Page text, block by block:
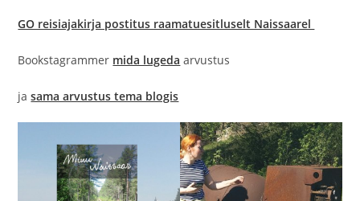
GO reisiajakirja postitus raamatuesitluselt Naissaarel
Bookstagrammer mida lugeda arvustus
jasama arvustus tema blogis